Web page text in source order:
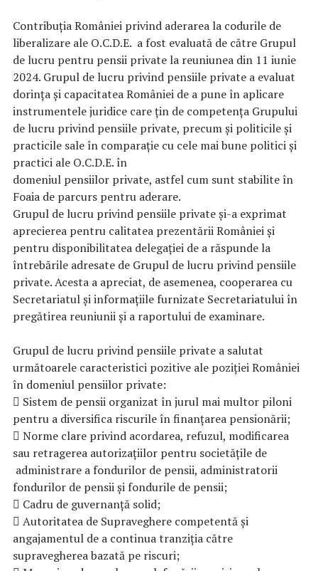
Contribuția României privind aderarea la codurile de
liberalizare ale O.C.D.E. a fost evaluată de către Grupul
de lucru pentru pensii private la reuniunea din 11 iunie
2024. Grupul de lucru privind pensiile private a evaluat
dorința și capacitatea României de a pune în aplicare
instrumentele juridice care țin de competența Grupului
de lucru privind pensiile private, precum și politicile și
practicile sale în comparație cu cele mai bune politici și
practici ale O.C.D.E. în
domeniul pensiilor private, astfel cum sunt stabilite în
Foaia de parcurs pentru aderare.
Grupul de lucru privind pensiile private și-a exprimat
aprecierea pentru calitatea prezentării României și
pentru disponibilitatea delegației de a răspunde la
întrebările adresate de Grupul de lucru privind pensiile
private. Acesta a apreciat, de asemenea, cooperarea cu
Secretariatul și informațiile furnizate Secretariatului în
pregătirea reuniunii și a raportului de examinare.
Grupul de lucru privind pensiile private a salutat
următoarele caracteristici pozitive ale poziției României
în domeniul pensiilor private:
 Sistem de pensii organizat în jurul mai multor piloni
pentru a diversifica riscurile în finanțarea pensionării;
 Norme clare privind acordarea, refuzul, modificarea
sau retragerea autorizațiilor pentru societățile de
administrare a fondurilor de pensii, administratorii
fondurilor de pensii și fondurile de pensii;
 Cadru de guvernanță solid;
 Autoritatea de Supraveghere competentă și
angajamentul de a continua tranziția către
supravegherea bazată pe riscuri;